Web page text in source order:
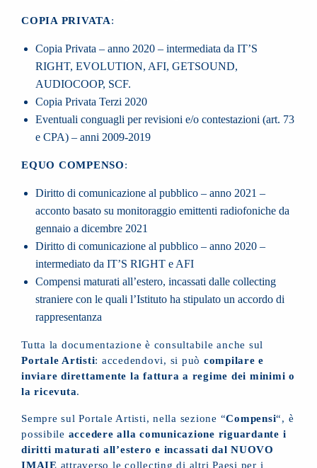
COPIA PRIVATA:
Copia Privata – anno 2020 – intermediata da IT’S
RIGHT, EVOLUTION, AFI, GETSOUND,
AUDIOCOOP, SCF.
Copia Privata Terzi 2020
Eventuali conguagli per revisioni e/o contestazioni (art. 73
e CPA) – anni 2009-2019
EQUO COMPENSO:
Diritto di comunicazione al pubblico – anno 2021 –
acconto basato su monitoraggio emittenti radiofoniche da
gennaio a dicembre 2021
Diritto di comunicazione al pubblico – anno 2020 –
intermediato da IT’S RIGHT e AFI
Compensi maturati all’estero, incassati dalle collecting
straniere con le quali l’Istituto ha stipulato un accordo di
rappresentanza
Tutta la documentazione è consultabile anche sul
Portale Artisti: accedendovi, si può compilare e
inviare direttamente la fattura a regime dei minimi o
la ricevuta.
Sempre sul Portale Artisti, nella sezione “Compensi“, è
possibile accedere alla comunicazione riguardante i
diritti maturati all’estero e incassati dal NUOVO
IMAIE attraverso le collecting di altri Paesi per i